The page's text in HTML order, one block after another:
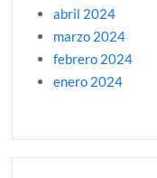
abril 2024
marzo 2024
febrero 2024
enero 2024